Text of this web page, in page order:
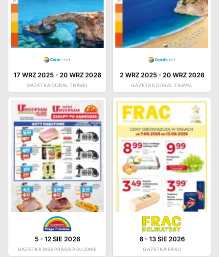
17 WRZ 2025- 20 WRZ 2026
GAZETKA CORAL TRAVEL
2 WRZ 2025- 20 WRZ 2026
GAZETKA CORAL TRAVEL
5-12 SIE 2026
GAZETKA WSS PRAGA POŁUDNIE
6-13 SIE 2026
GAZETKA FRAC